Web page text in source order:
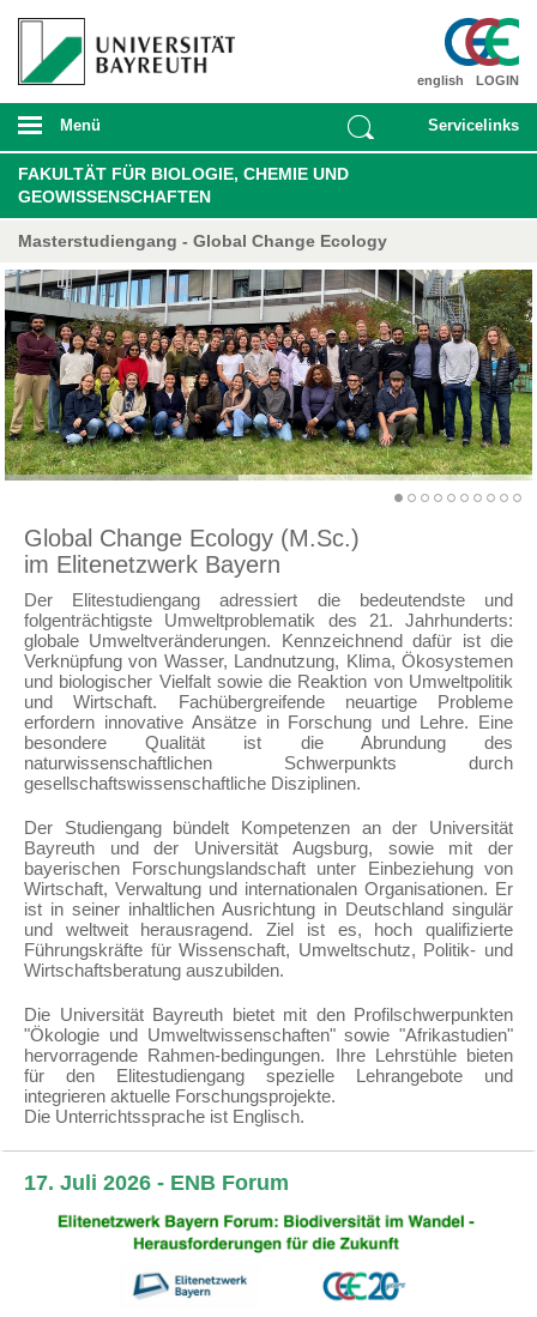
LOGIN
english
Menü Servicelinks
FAKULTÄT FÜR BIOLOGIE, CHEMIE UND
GEOWISSENSCHAFTEN
Masterstudiengang - Global Change Ecology
Global Change Ecology (M.Sc.)
im Elitenetzwerk Bayern
Der Elitestudiengang adressiert die bedeutendste und
folgenträchtigste Umweltproblematik des 21. Jahrhunderts:
globale Umweltveränderungen. Kennzeichnend dafür ist die
Verknüpfung von Wasser, Landnutzung, Klima, Ökosystemen
und biologischer Vielfalt sowie die Reaktion von Umweltpolitik
und Wirtschaft. Fachübergreifende neuartige Probleme
erfordern innovative Ansätze in Forschung und Lehre. Eine
besondere Qualität ist die Abrundung des
naturwissenschaftlichen Schwerpunkts durch
gesellschaftswissenschaftliche Disziplinen.
Der Studiengang bündelt Kompetenzen an der Universität
Bayreuth und der Universität Augsburg, sowie mit der
bayerischen Forschungslandschaft unter Einbeziehung von
Wirtschaft, Verwaltung und internationalen Organisationen. Er
ist in seiner inhaltlichen Ausrichtung in Deutschland singulär
und weltweit herausragend. Ziel ist es, hoch qualifizierte
Führungskräfte für Wissenschaft, Umweltschutz, Politik- und
Wirtschaftsberatung auszubilden.
Die Universität Bayreuth bietet mit den Profilschwerpunkten
"Ökologie und Umweltwissenschaften" sowie "Afrikastudien"
hervorragende Rahmen-bedingungen. Ihre Lehrstühle bieten
für den Elitestudiengang spezielle Lehrangebote und
integrieren aktuelle Forschungsprojekte.
Die Unterrichtssprache ist Englisch.
17. Juli 2026 - ENB Forum